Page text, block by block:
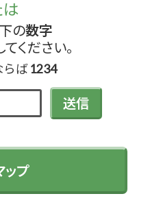
は
の数字
ください。
らば1234
送信
ップ